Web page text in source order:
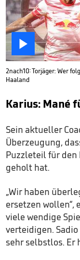

2nach10: Torjäger: Wer
Haaland
Karius: Mané
Sein aktueller
Überzeugung,
Puzzleteil für
geholt hat.
„Wir haben
ersetzen wollen“,
viele wendige
verteidigen.
sehr selbstlos. Er